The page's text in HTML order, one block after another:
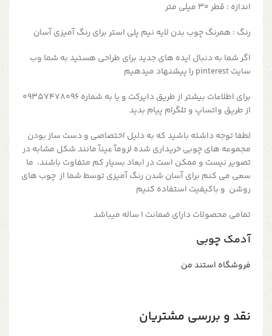
اندازه : قطر 30 میلی متر
رنگ : همرنگ چوب بدن لایه نیم پلی استر برای رنگ آمیزی آسان
اگر شما به دنبال ایده های جدید برای طراحی هستید به شما وب
سایت pinterest را پیشنهاد میدهیم
برای اطلاعات بیشتر از طریق دایرکت و یا به شماره 09357478096
از طریق واتساپ و تلگرام پیام بدید
لطفا توجه داشته باشید که به دلیل اختصاصی و دست ساز بودن
مجموعه های چوبی خریداری شده لزومآ عینآ مانند شکل مشابه در
تصویر نیست و ممکن است در ابعاد بسیار کم متفاوت باشند، ما
سعی می کنم برای آسان شدن رنگ آمیزی توسط شما از چوب های
روشن و باکیفیت استفاده کنیم
تمامی محصولات دارای ضمانت ۱ ساله میباشد
آدمک چوبی
فروشگاه استند من
نقد و بررسی مشتریان